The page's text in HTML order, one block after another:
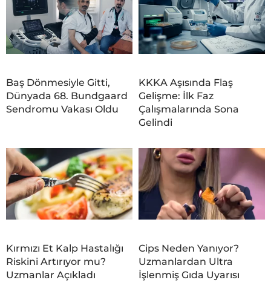
Baş Dönmesiyle Gitti,
Dünyada 68. Bundgaard
Sendromu Vakası Oldu
KKKA Aşısında Flaş
Gelişme: İlk Faz
Çalışmalarında Sona
Gelindi
Kırmızı Et Kalp Hastalığı
Riskini Artırıyor mu?
Uzmanlar Açıkladı
Cips Neden Yanıyor?
Uzmanlardan Ultra
İşlenmiş Gıda Uyarısı